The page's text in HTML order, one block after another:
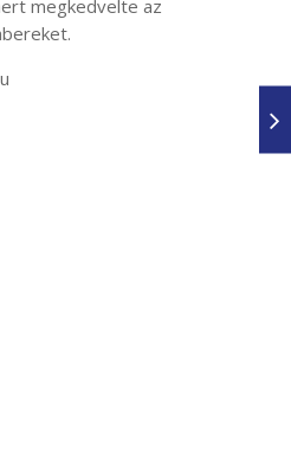
megkedvelte az